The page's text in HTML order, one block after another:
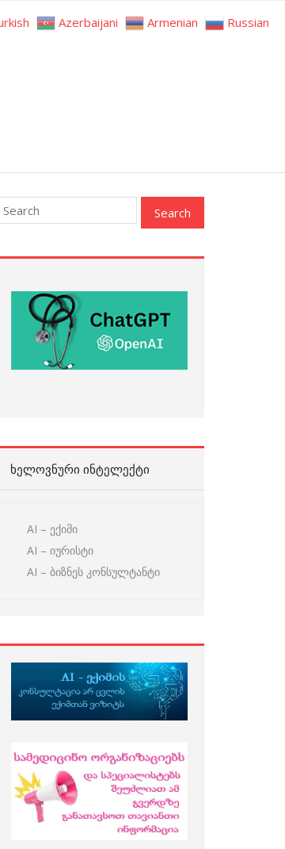
ᲮᲔᲚᲝᲕᲜᲣᲠᲘ ᲘᲜᲢᲔᲚᲔᲥᲢᲘ
AI – ექიმი
AI – იურისტი
AI – ბიზნეს კონსულტანტი
Azerbaijani Armenian Russian